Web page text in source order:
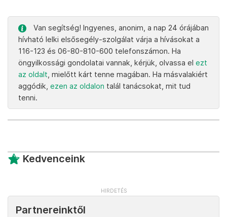
Van segítség! Ingyenes, anonim, a nap 24 órájában
hívható lelki elsősegély-szolgálat várja a hívásokat a
116-123 és 06-80-810-600 telefonszámon. Ha
öngyilkossági gondolatai vannak, kérjük, olvassa el ezt
az oldalt , mielőtt kárt tenne magában. Ha másvalakiért
aggódik, ezen az oldalon talál tanácsokat, mit tud
tenni.
Kedvenceink
Partnereinktől